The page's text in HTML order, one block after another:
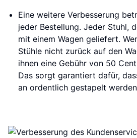
Eine weitere Verbesserung
jeder Bestellung. Jeder Stuhl,
mit einem Wagen geliefert.
Stühle nicht zurück auf den
ihnen eine Gebühr von 50
Das sorgt garantiert dafür,
an ordentlich gestapelt